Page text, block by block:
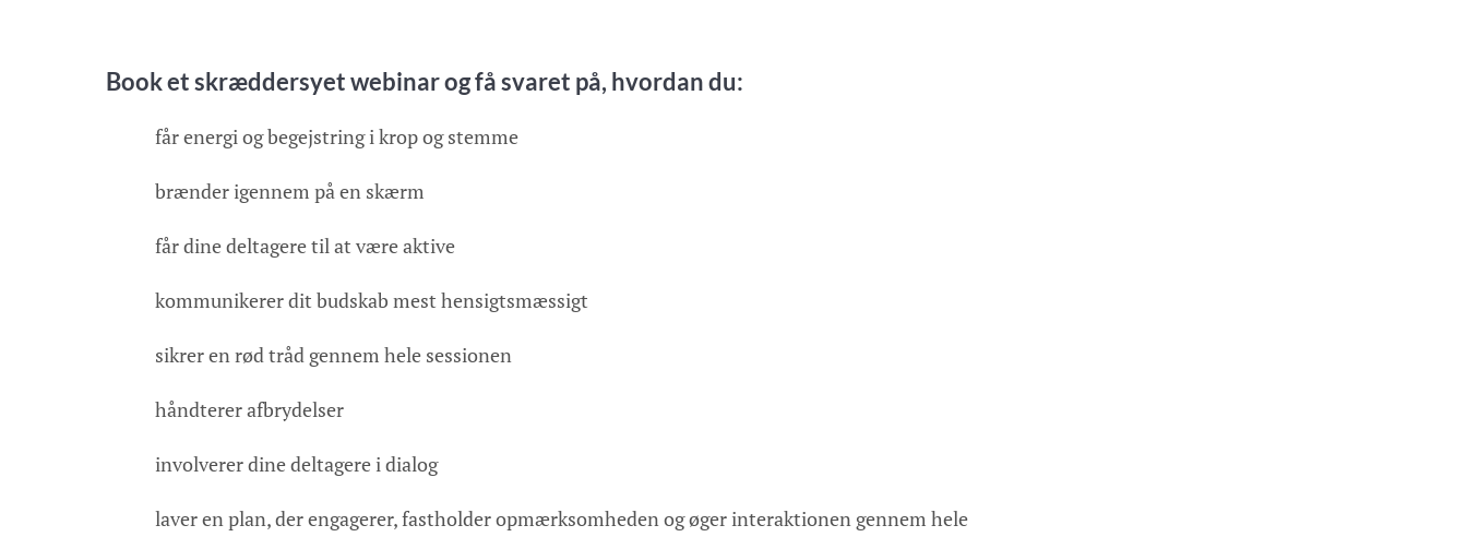
Book et skræddersyet webinar og få svaret på, hvordan du:
får energi og begejstring i krop og stemme
brænder igennem på en skærm
får dine deltagere til at være aktive
kommunikerer dit budskab mest hensigtsmæssigt
sikrer en rød tråd gennem hele sessionen
håndterer afbrydelser
involverer dine deltagere i dialog
laver en plan, der engagerer, fastholder opmærksomheden og øger interaktionen gennem hele